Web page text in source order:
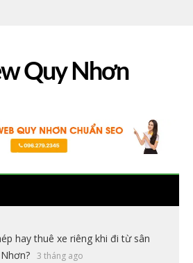
Quy Nhơn
hay thuê xe riêng khi đi từ sân
3 tháng ago